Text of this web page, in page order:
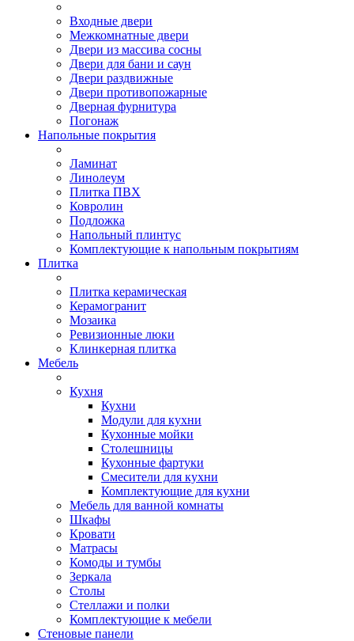
Входные двери
Межкомнатные двери
Двери из массива сосны
Двери для бани и саун
Двери раздвижные
Двери противопожарные
Дверная фурнитура
Погонаж
Напольные покрытия
Ламинат
Линолеум
Плитка ПВХ
Ковролин
Подложка
Напольный плинтус
Комплектующие к напольным покрытиям
Плитка
Плитка керамическая
Керамогранит
Мозаика
Ревизионные люки
Клинкерная плитка
Мебель
Кухня
Кухни
Модули для кухни
Кухонные мойки
Столешницы
Кухонные фартуки
Смесители для кухни
Комплектующие для кухни
Мебель для ванной комнаты
Шкафы
Кровати
Матрасы
Комоды и тумбы
Зеркала
Столы
Стеллажи и полки
Комплектующие к мебели
Стеновые панели